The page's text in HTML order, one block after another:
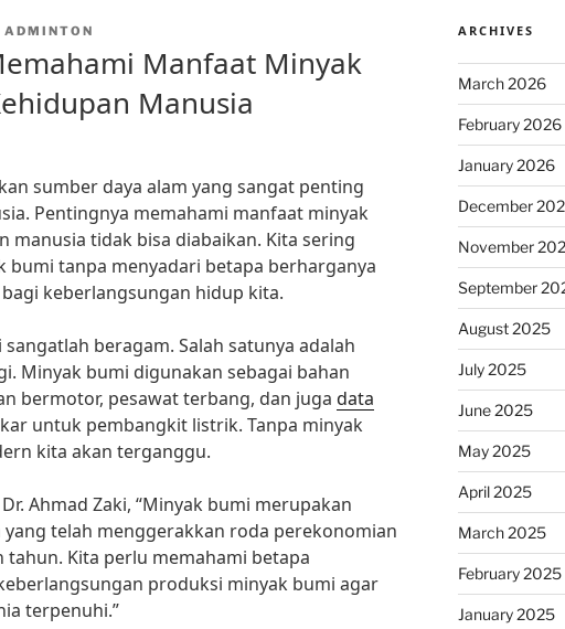
ADMINTON
Manfaat Minyak
Manusia
sumber daya alam yang sangat penting
Pentingnya memahami manfaat minyak
manusia tidak bisa diabaikan. Kita sering
bumi tanpa menyadari betapa berharganya
keberlangsungan hidup kita.
beragam. Salah satunya adalah
Minyak bumi digunakan sebagai bahan
bermotor, pesawat terbang, dan juga data
untuk pembangkit listrik. Tanpa minyak
kita akan terganggu.
Ahmad Zaki, “Minyak bumi merupakan
telah menggerakkan roda perekonomian
tahun. Kita perlu memahami betapa
produksi minyak bumi agar
terpenuhi.”
ARCHIVES
March 2026
February 2026
January 2026
December
November
September
August 2025
July 2025
June 2025
May 2025
April 2025
March 2025
February 2025
January 2025